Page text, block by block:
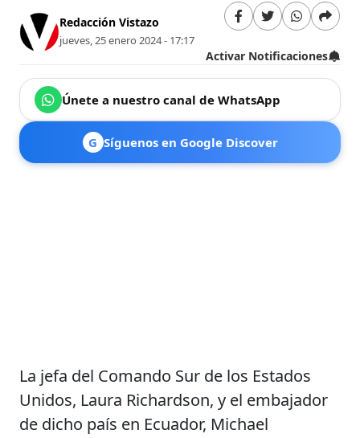
Redacción Vistazo
jueves, 25 enero 2024 - 17:17
Activar Notificaciones
Únete a nuestro canal de WhatsApp
G Síguenos en Google Discover
La jefa del Comando Sur de los Estados
Unidos, Laura Richardson, y el embajador
de dicho país en Ecuador, Michael